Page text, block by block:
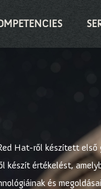
Hat-ről készített első
készít értékelést,
és